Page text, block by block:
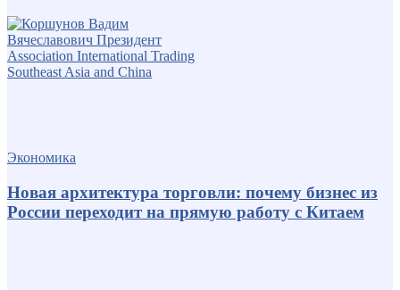
Экономика
Новая архитектура торговли: почему бизнес из
России переходит на прямую работу с Китаем